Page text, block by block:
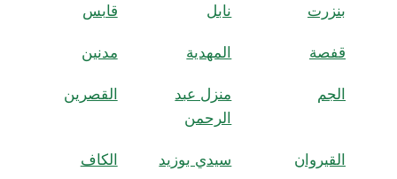
بنزرت نابل قابس
قفصة المهدية مدنين
الجم
منزل عبد
الرحمن
القصرين
القيروان سيدي بوزيد الكاف